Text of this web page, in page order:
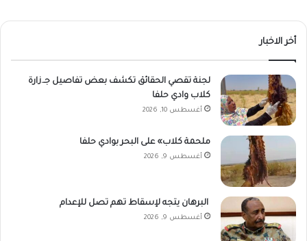
أخر الاخبار
لجنة تقصي الحقائق تكشف بعض تفاصيل جـ.زارة
كلاب وادي حلفا
أغسطس 10, 2026
ملحمة كلاب» على البحر بوادي حلفا
أغسطس 9, 2026
البرهان يتجه لإسقاط تهم تصل للإعدام
أغسطس 9, 2026